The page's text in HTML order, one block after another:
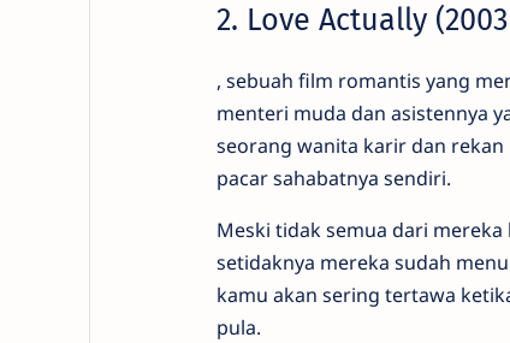
2. Love Actually
, sebuah film romantis yang
menteri muda dan asistennya
seorang wanita karir dan
pacar sahabatnya sendiri.
Meski tidak semua dari
setidaknya mereka sudah
kamu akan sering tertawa
pula.